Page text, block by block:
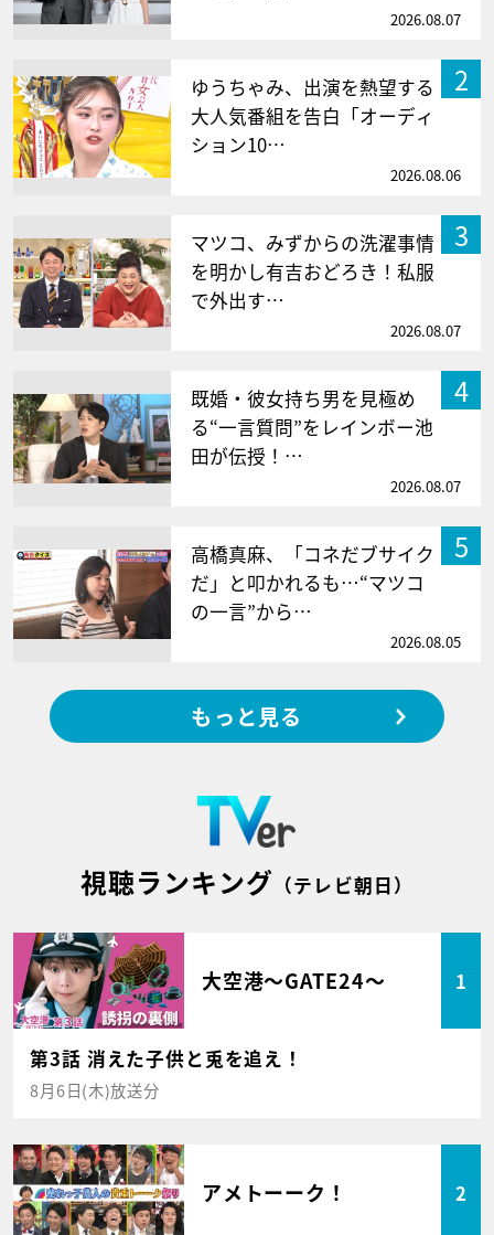
2026.08.07
2
ゆうちゃみ、出演を熱望する
大人気番組を告白「オーディ
ション10…
2026.08.06
3
マツコ、みずからの洗濯事情
を明かし有吉おどろき！私服
で外出す…
2026.08.07
4
既婚・彼女持ち男を見極め
る“一言質問”をレインボー池
田が伝授！…
2026.08.07
5
高橋真麻、「コネだブサイク
だ」と叩かれるも…“マツコ
の一言”から…
2026.08.05
もっと見る
視聴ランキング （テレビ朝日）
大空港～GATE24～ 1
第3話 消えた子供と兎を追え！
8月6日(木)放送分
アメトーーク！ 2